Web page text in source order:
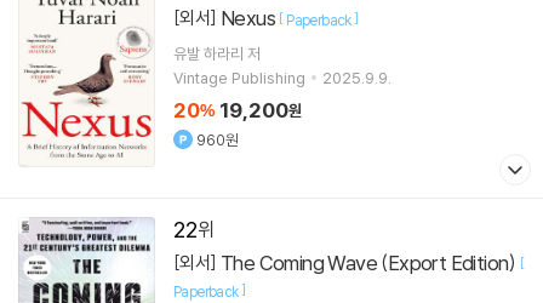
[외서] Nexus [ Paperback]
유발 하라리 저
Vintage Publishing
2025.9.9.
20% 19,200원
960원
22
[외서] The Coming Wave (Export Edition) [
Paperback]